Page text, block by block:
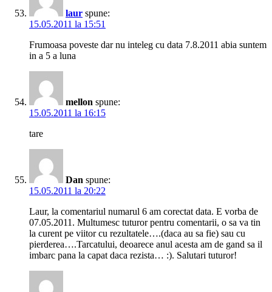
laur spune:
15.05.2011 la 15:51
Frumoasa poveste dar nu inteleg cu data 7.8.2011 abia suntem
in a 5 a luna
mellon spune:
15.05.2011 la 16:15
tare
Dan spune:
15.05.2011 la 20:22
Laur, la comentariul numarul 6 am corectat data. E vorba de
07.05.2011. Multumesc tuturor pentru comentarii, o sa va tin
la curent pe viitor cu rezultatele….(daca au sa fie) sau cu
pierderea….Tarcatului, deoarece anul acesta am de gand sa il
imbarc pana la capat daca rezista… :). Salutari tuturor!